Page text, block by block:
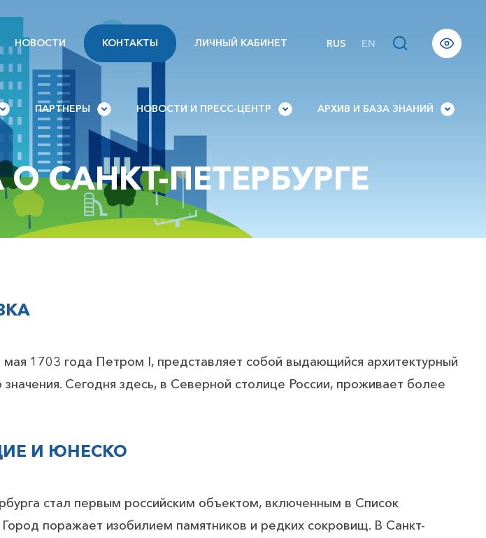
НОВОСТИ КОНТАКТЫ ЛИЧНЫЙ КАБИНЕТ RUS EN
ПАРТНЕРЫ НОВОСТИ И ПРЕСС-ЦЕНТР АРХИВ И БАЗА ЗНАНИЙ
САНКТ-ПЕТЕРБУРГЕ
1703 года Петром I, представляет собой выдающийся архитектурный
Сегодня здесь, в Северной столице России, проживает более
И ЮНЕСКО
стал первым российским объектом, включенным в Список
поражает изобилием памятников и редких сокровищ. В Санкт-